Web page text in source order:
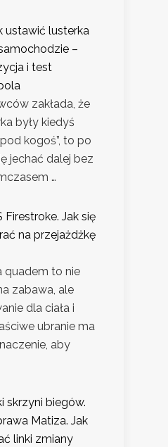
ustawić lusterka
–
i test
zakłada, że
były kiedyś
kogoś”, to po
jechać dalej bez
…
Firestroke. Jak się
na przejażdżkę
quadem to nie
zabawa, ale
dla ciała i
ubranie ma
aby
skrzyni biegów.
Matiza. Jak
linki zmiany